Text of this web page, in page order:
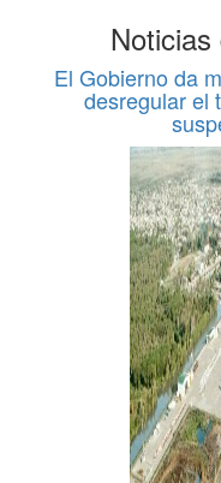
El Gobierno da
desregular el